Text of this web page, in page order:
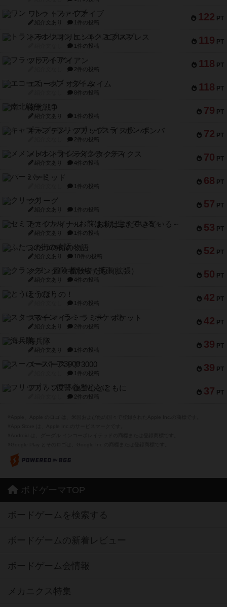
122 PT
ワン・トゥ・ファイブ
紹介文あり 1件の投稿
119 PT
トランスオリエント・エクスプレス
1件の投稿
118 PT
フラットアイアン
2件の投稿
118 PT
エコーズ・オブ・タイム
8件の投稿
79 PT
南北戦争
紹介文あり 1件の投稿
72 PT
キャプテン・フリップ：イスラ・ボンバ
2件の投稿
70 PT
メメントオンラインタクティクス
紹介文あり 4件の投稿
68 PT
パーミッド
1件の投稿
57 PT
クリーグ
紹介文あり 1件の投稿
53 PT
セミファイナル ～お前はまだ生きている～
紹介文あり 1件の投稿
52 PT
ふたつの街の物語
紹介文あり 18件の投稿
50 PT
クランク! ：冒険者たち（拡張）
紹介文あり 4件の投稿
42 PT
とうほうの！
1件の投稿
42 PT
スターマイン・ラミー ポケット
紹介文あり 2件の投稿
39 PT
海兵隊
紹介文あり 1件の投稿
39 PT
スーパーストア3000
1件の投稿
37 PT
フリップ７：復讐心とともに
2件の投稿
ボドゲーマTOP
ボードゲームを検索する
ボードゲームの新着レビュー
ボードゲーム会情報
メカニクス特集